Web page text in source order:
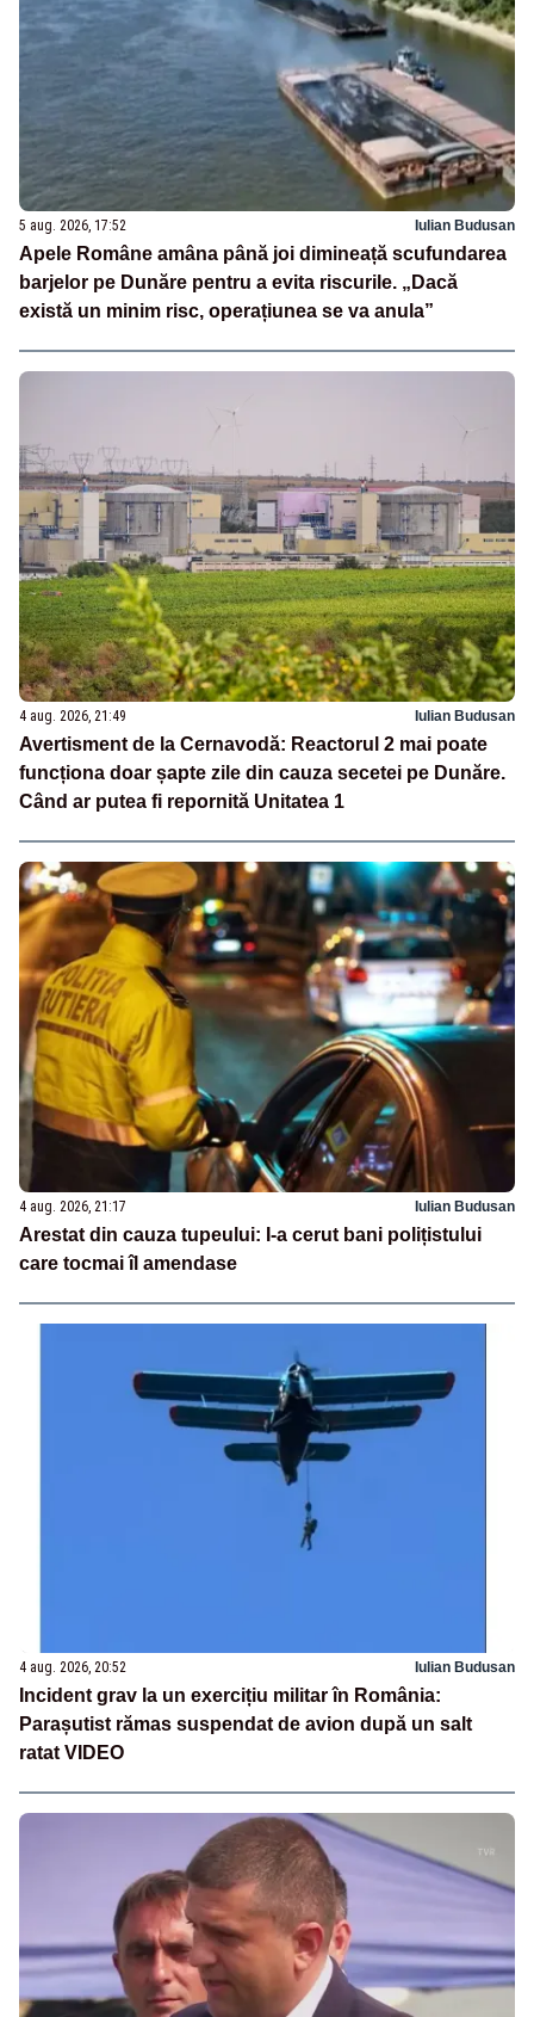
5 aug. 2026, 17:52 Iulian Budusan
Apele Române amâna până joi dimineață scufundarea
barjelor pe Dunăre pentru a evita riscurile. „Dacă
există un minim risc, operațiunea se va anula”
4 aug. 2026, 21:49 Iulian Budusan
Avertisment de la Cernavodă: Reactorul 2 mai poate
funcționa doar șapte zile din cauza secetei pe Dunăre.
Când ar putea fi repornită Unitatea 1
4 aug. 2026, 21:17 Iulian Budusan
Arestat din cauza tupeului: I-a cerut bani polițistului
care tocmai îl amendase
4 aug. 2026, 20:52 Iulian Budusan
Incident grav la un exercițiu militar în România:
Parașutist rămas suspendat de avion după un salt
ratat VIDEO